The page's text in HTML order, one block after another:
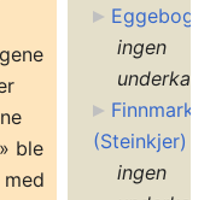
ble
ingen
Finnmarka
(Steinkjer)
ingen